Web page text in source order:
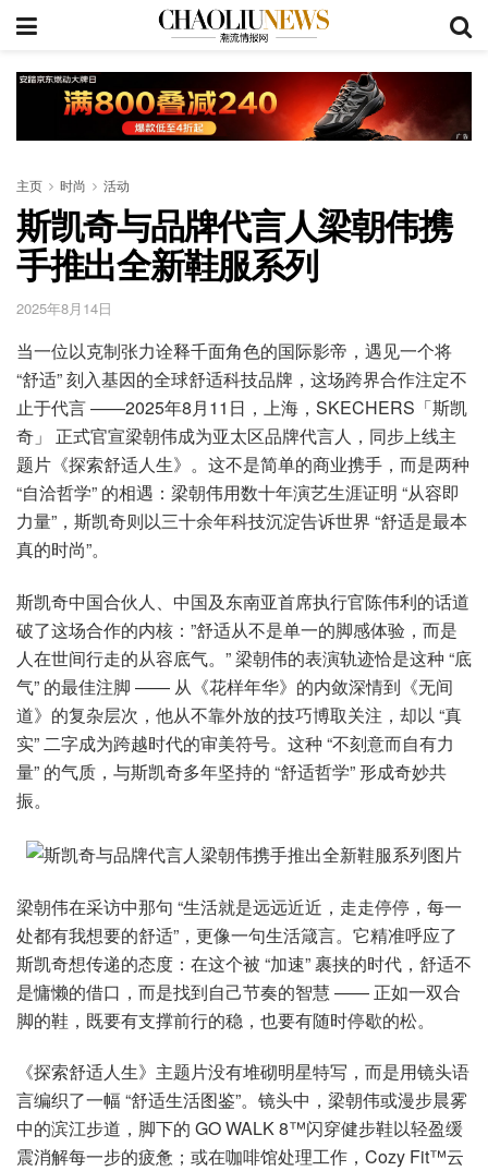
主页 时尚 活动
斯凯奇与品牌代言人梁朝伟携
手推出全新鞋服系列
2025年8月14日
当一位以克制张力诠释千面角色的国际影帝，遇见一个将
“舒适” 刻入基因的全球舒适科技品牌，这场跨界合作注定不
止于代言 ——2025年8月11日，上海，SKECHERS「斯凯
奇」 正式官宣梁朝伟成为亚太区品牌代言人，同步上线主
题片《探索舒适人生》。这不是简单的商业携手，而是两种
“自洽哲学” 的相遇：梁朝伟用数十年演艺生涯证明 “从容即
力量”，斯凯奇则以三十余年科技沉淀告诉世界 “舒适是最本
真的时尚”。
斯凯奇中国合伙人、中国及东南亚首席执行官陈伟利的话道
破了这场合作的内核：”舒适从不是单一的脚感体验，而是
人在世间行走的从容底气。” 梁朝伟的表演轨迹恰是这种 “底
气” 的最佳注脚 —— 从《花样年华》的内敛深情到《无间
道》的复杂层次，他从不靠外放的技巧博取关注，却以 “真
实” 二字成为跨越时代的审美符号。这种 “不刻意而自有力
量” 的气质，与斯凯奇多年坚持的 “舒适哲学” 形成奇妙共
振。
梁朝伟在采访中那句 “生活就是远远近近，走走停停，每一
处都有我想要的舒适”，更像一句生活箴言。它精准呼应了
斯凯奇想传递的态度：在这个被 “加速” 裹挟的时代，舒适不
是慵懒的借口，而是找到自己节奏的智慧 —— 正如一双合
脚的鞋，既要有支撑前行的稳，也要有随时停歇的松。
《探索舒适人生》主题片没有堆砌明星特写，而是用镜头语
言编织了一幅 “舒适生活图鉴”。镜头中，梁朝伟或漫步晨雾
中的滨江步道，脚下的 GO WALK 8™闪穿健步鞋以轻盈缓
震消解每一步的疲惫；或在咖啡馆处理工作，Cozy Fit™云